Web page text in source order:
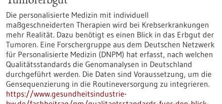
Die personalisierte Medizin mit individuell
maßgeschneiderten Therapien wird bei Krebserkrankungen
mehr Realität. Dazu benötigt es einen Blick in das Erbgut der
Tumoren. Eine Forschergruppe aus dem Deutschen Netzwerk
für Personalisierte Medizin (DNPM) hat erfasst, nach welchen
Qualitätsstandards die Genomanalysen in Deutschland
durchgeführt werden. Die Daten sind Voraussetzung, um die
Gensequenzierung in die Routineversorgung zu integrieren.
https://www.gesundheitsindustrie-